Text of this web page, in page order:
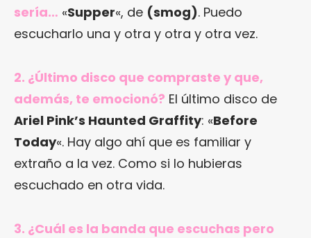
sería… «Supper«, de (smog). Puedo
escucharlo una y otra y otra y otra vez.
2. ¿Último disco que compraste y que,
además, te emocionó? El último disco de
Ariel Pink’s Haunted Graffity: «Before
Today«. Hay algo ahí que es familiar y
extraño a la vez. Como si lo hubieras
escuchado en otra vida.
3. ¿Cuál es la banda que escuchas pero